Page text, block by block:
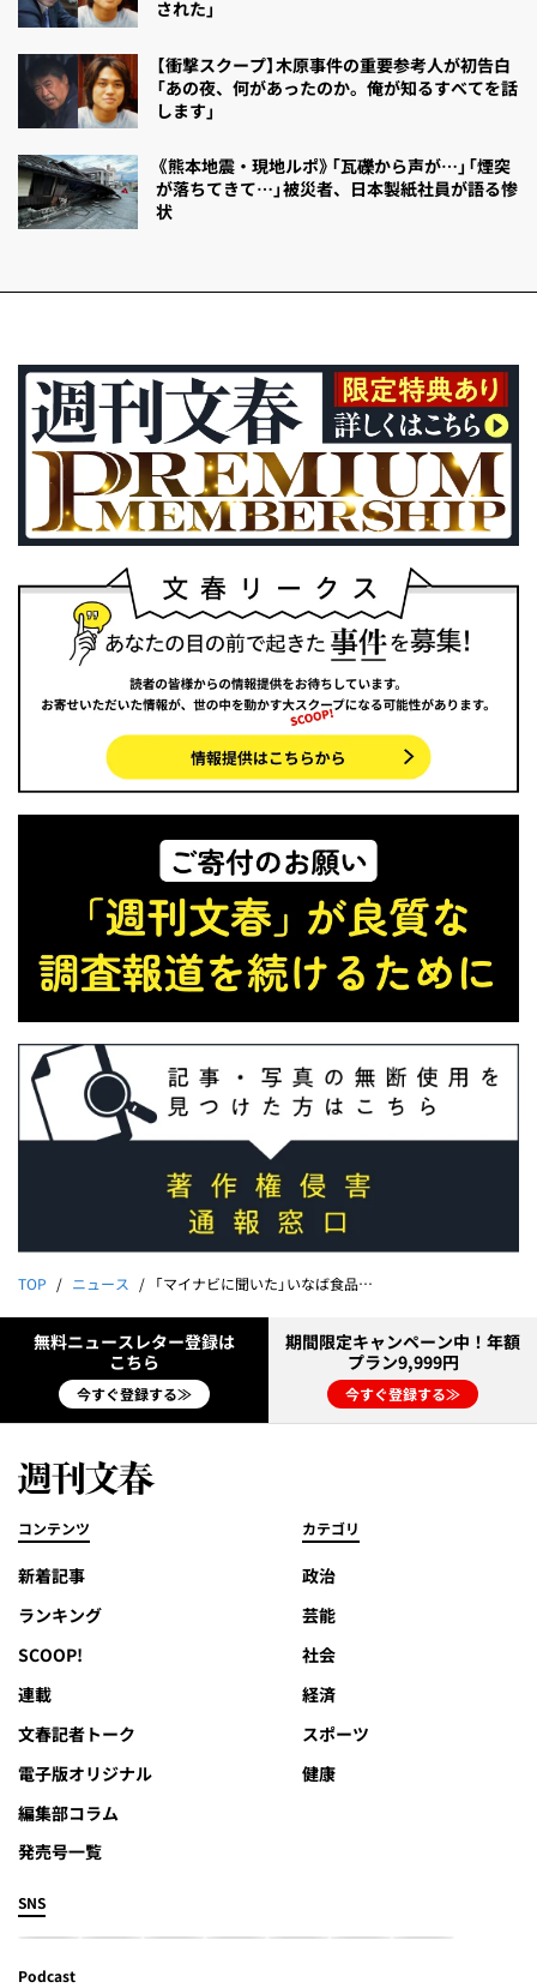
された」
【衝撃スクープ】木原事件の重要参考人が初告白
「あの夜、何があったのか。俺が知るすべてを話
します」
《熊本地震・現地ルポ》「瓦礫から声が…」「煙突
が落ちてきて…」被災者、日本製紙社員が語る惨
状
TOP ニュース 「マイナビに聞いた」いなば食品社長が転職希望者に恫喝メール
無料ニュースレター登録は
こちら
今すぐ登録する≫
期間限定キャンペーン中！年額
プラン9,999円
今すぐ登録する≫
コンテンツ
新着記事
ランキング
SCOOP!
連載
文春記者トーク
電子版オリジナル
編集部コラム
発売号一覧
カテゴリ
政治
芸能
社会
経済
スポーツ
健康
SNS
Podcast